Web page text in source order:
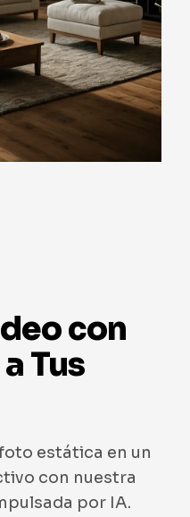
con
Tus
estática en un
con nuestra
por IA.